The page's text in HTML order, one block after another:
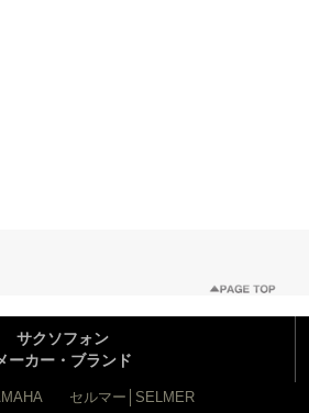
サクソフォン
ーカー・ブランド
セルマー│SELMER